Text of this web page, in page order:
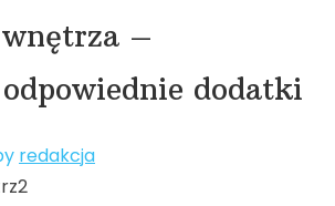
–
dodatki
redakcja